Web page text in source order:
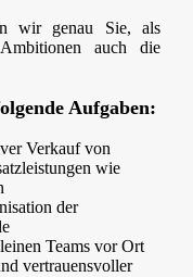
wir genau Sie, als
auch die
Aufgaben:
Verkauf von
wie
der
Teams vor Ort
vertrauensvoller